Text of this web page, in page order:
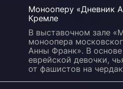
Монооперу «Дневник
Кремле
В выставочном зале
моноопера
Анны Франк». В
еврейской девочки,
от фашистов на